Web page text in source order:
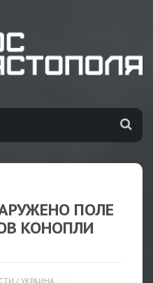
ПОЛЕ
КОНОПЛИ